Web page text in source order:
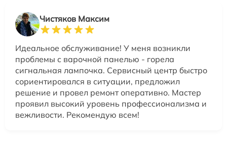
Чистяков Максим
Идеальное обслуживание! У меня возникли
проблемы с варочной панелью - горела
сигнальная лампочка. Сервисный центр быстро
сориентировался в ситуации, предложил
решение и провел ремонт оперативно. Мастер
проявил высокий уровень профессионализма и
вежливости. Рекомендую всем!